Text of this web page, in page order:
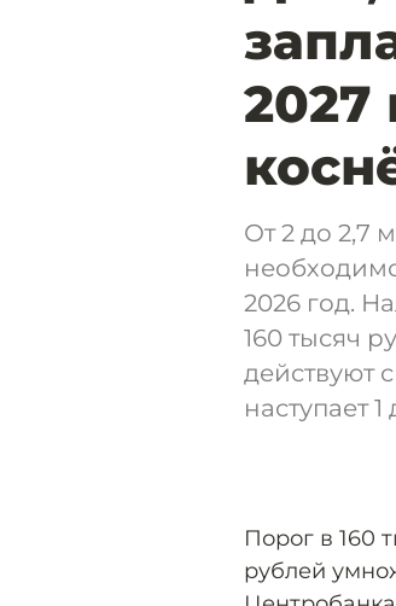
2027
От 2 до 2,7
2026 год.
160 тысяч
действуют
наступает
Порог в 160
рублей